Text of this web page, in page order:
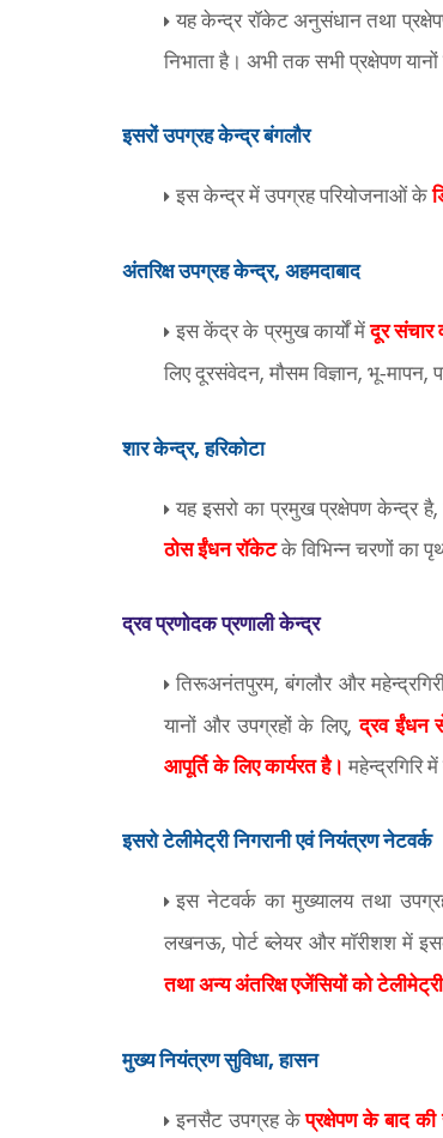
यह केन्द्र रॉकेट अनुसंधान तथा
निभाता है। अभी तक सभी प्रक्षेपण
इसरों उपग्रह केन्द्र बंगलौर
इस केन्द्र में उपग्रह परियोजनाओं के
अंतरिक्ष उपग्रह केन्द्र, अहमदाबाद
इस केंद्र के प्रमुख कार्यों मेंदूर संचार
लिए दूरसंवेदन, मौसम विज्ञान, भू-मापन,
शार केन्द्र,हरिकोटा
यहइसरो का प्रमुख प्रक्षेपण केन्द्र है,
ठोस ईंधन रॉकेटके विभिन्न चरणों का
द्रव प्रणोदक प्रणाली केन्द्र
तिरूअनंतपुरम,बंगलौर और
यानों और उपग्रहों के लिए,द्रव ईंधन
आपूर्ति के लिए कार्यरत है। महेन्द्रगिरि
इसरो टेलीमेट्री निगरानी एवं नियंत्रण नेटवर्क
इस नेटवर्क का मुख्यालय तथा
लखनऊ,पोर्ट ब्लेयर और मॉरीशश में
तथा अन्य अंतरिक्ष एजेंसियों को टेलीमेट्री
मुख्य नियंत्रण सुविधा,हासन
इनसैट उपग्रह केप्रक्षेपण के बाद की